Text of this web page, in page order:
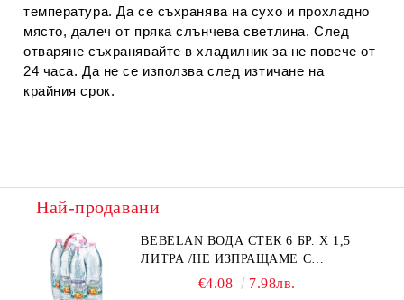
температура. Да се съхранява на сухо и прохладно
място, далеч от пряка слънчева светлина. След
отваряне съхранявайте в хладилник за не повече от
24 часа. Да не се използва след изтичане на
крайния срок.
Най-продавани
BEBELAN ВОДА СТЕК 6 БР. Х 1,5
ЛИТРА /НЕ ИЗПРАЩАМЕ С
€4.08 7.98лв.